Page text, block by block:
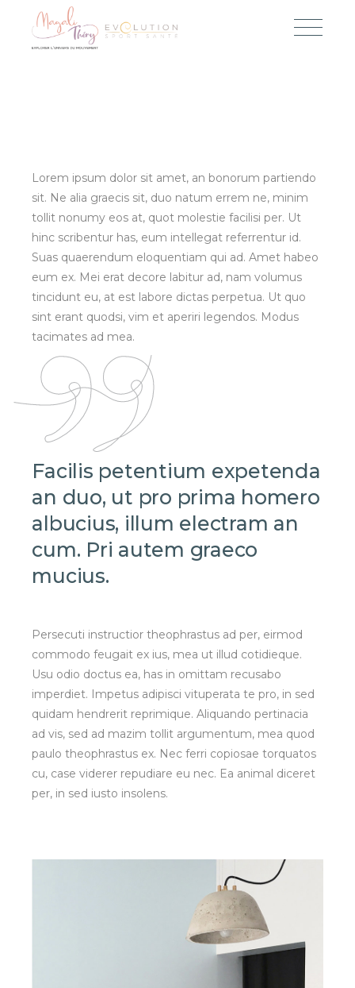
Lorem ipsum dolor sit amet, an bonorum partiendo
sit. Ne alia graecis sit, duo natum errem ne, minim
tollit nonumy eos at, quot molestie facilisi per. Ut
hinc scribentur has, eum intellegat referrentur id.
Suas quaerendum eloquentiam qui ad. Amet habeo
eum ex. Mei erat decore labitur ad, nam volumus
tincidunt eu, at est labore dictas perpetua. Ut quo
sint erant quodsi, vim et aperiri legendos. Modus
tacimates ad mea.
Facilis petentium expetenda
an duo, ut pro prima homero
albucius, illum electram an
cum. Pri autem graeco
mucius.
Persecuti instructior theophrastus ad per, eirmod
commodo feugait ex ius, mea ut illud cotidieque.
Usu odio doctus ea, has in omittam recusabo
imperdiet. Impetus adipisci vituperata te pro, in sed
quidam hendrerit reprimique. Aliquando pertinacia
ad vis, sed ad mazim tollit argumentum, mea quod
paulo theophrastus ex. Nec ferri copiosae torquatos
cu, case viderer repudiare eu nec. Ea animal diceret
per, in sed iusto insolens.